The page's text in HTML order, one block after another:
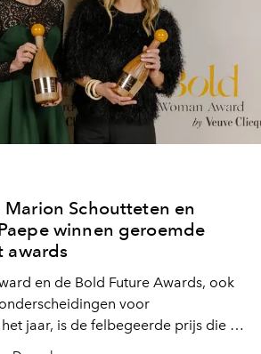
Schoutteten en
winnen geroemde
awards
en de Bold Future Awards, ook
voor
jaar, is de felbegeerde prijs die je